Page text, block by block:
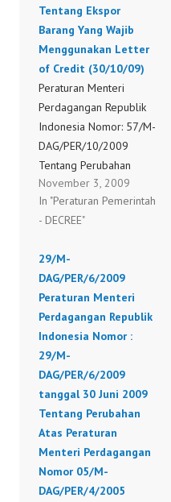
Tentang Ekspor
Barang Yang Wajib
Menggunakan Letter
of Credit (30/10/09)
Peraturan Menteri
Perdagangan Republik
Indonesia Nomor: 57/M-
DAG/PER/10/2009
Tentang Perubahan
Kedua Atas Peraturan
Menteri Perdagangan
Nomor 10/M-
Tentang Ekspor Barang
Yang Wajib
Menggunakan Letter of
Credit (30/10/09)
November 3, 2009
In "Peraturan Pemerintah
- DECREE"
29/M-
DAG/PER/6/2009
Peraturan Menteri
Perdagangan Republik
Indonesia Nomor :
29/M-
DAG/PER/6/2009
tanggal 30 Juni 2009
Tentang Perubahan
Atas Peraturan
Menteri Perdagangan
Nomor 05/M-
DAG/PER/4/2005